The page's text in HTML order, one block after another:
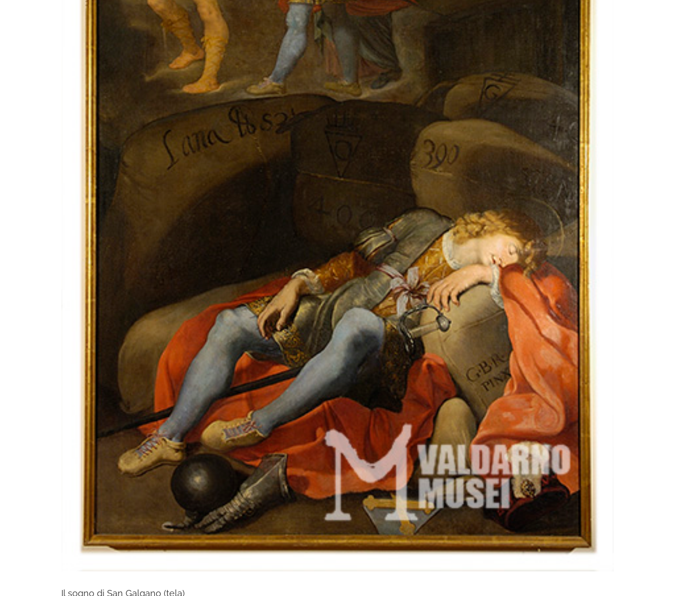
Il sogno di San Galgano (tela)